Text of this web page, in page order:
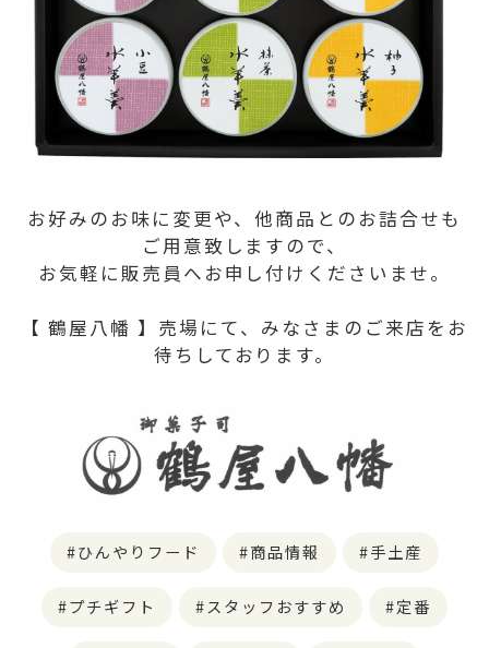
お好みのお味に変更や、他商品とのお詰合せも
ご用意致しますので、
お気軽に販売員へお申し付けくださいませ。
【 鶴屋八幡 】売場にて、みなさまのご来店をお
待ちしております。
ひんやりフード 商品情報 手土産
プチギフト スタッフおすすめ 定番